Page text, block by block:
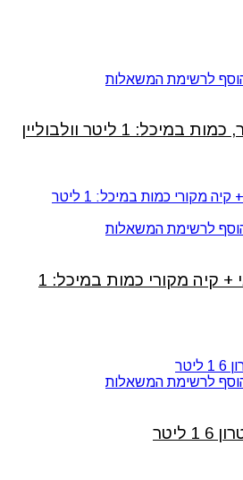
לרשימת המשאלות
לרשימת המשאלות
שמן גיר אוטומט יונדאי + קיה מקורי כמות במיכל: 1
לרשימת המשאלות